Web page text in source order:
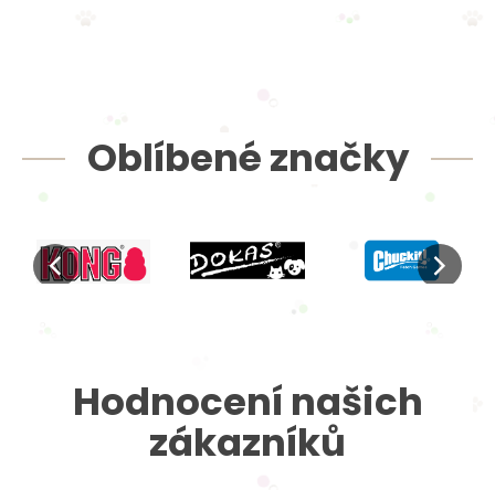
Oblíbené značky
Hodnocení našich
zákazníků